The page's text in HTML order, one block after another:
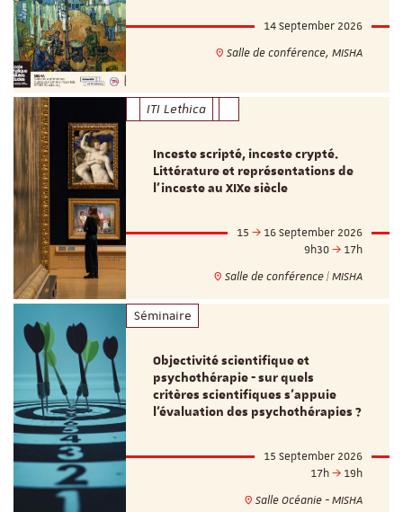
14 September 2026
Salle de conférence, MISHA
ITI Lethica
Inceste scripté, inceste crypté.
Littérature et représentations de
l’inceste au XIXe siècle
15
16 September 2026
9h30
17h
Salle de conférence | MISHA
Séminaire
Objectivité scientifique et
psychothérapie - sur quels
critères scientifiques s'appuie
l'évaluation des psychothérapies ?
15 September 2026
17h
19h
Salle Océanie - MISHA